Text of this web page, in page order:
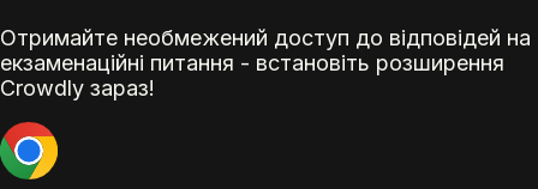
Отримайте необмежений доступ до відповідей на
екзаменаційні питання - встановіть розширення
Crowdly зараз!